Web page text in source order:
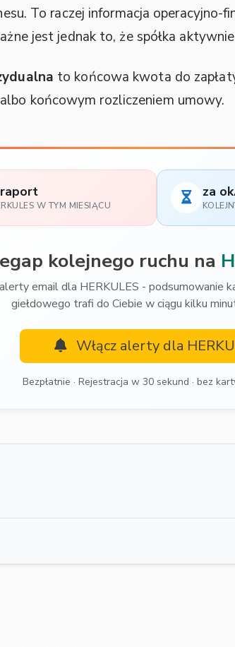
To raczej informacja operacyjno-
jest jednak to, że spółka
to końcowa kwota do
końcowym rozliczeniem umowy.
W TYM MIESIĄCU
za
kolejnego ruchu na
email dla HERKULES - podsumowanie
giełdowego trafi do Ciebie w ciągu kilku
Włącz alerty dla
Bezpłatnie · Rejestracja w 30 sekund · bez